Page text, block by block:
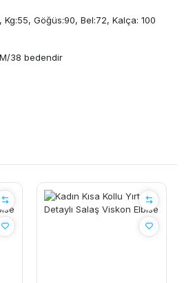
Göğüs:90, Bel:72, Kalça: 100
38 bedendir